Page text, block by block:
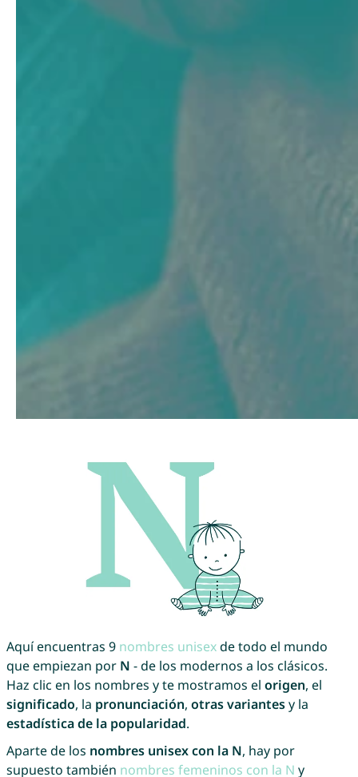
Aquí encuentras 9 nombres unisexde todo el mundo
que empiezan por N - de los modernos a los clásicos.
Haz clic en los nombres y te mostramos el origen, el
significado, la pronunciación, otras variantesy la
estadística de la popularidad.
Aparte de los nombres unisex con la N, hay por
supuesto también nombres femeninos con la N y